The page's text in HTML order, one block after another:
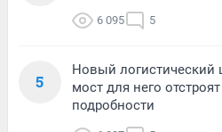
6 095 5
5
Новый логистический
мост для него
подробности